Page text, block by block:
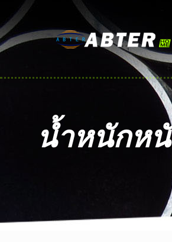
น้ำหนักหนั